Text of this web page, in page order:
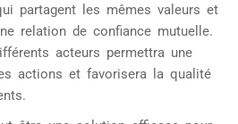
partagent les mêmes valeurs et
relation de confiance mutuelle.
acteurs permettra une
actions et favorisera la qualité